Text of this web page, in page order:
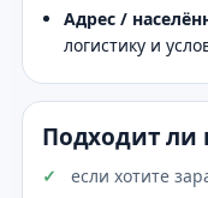
Адрес /
логистику и
Подходит ли
если хотите